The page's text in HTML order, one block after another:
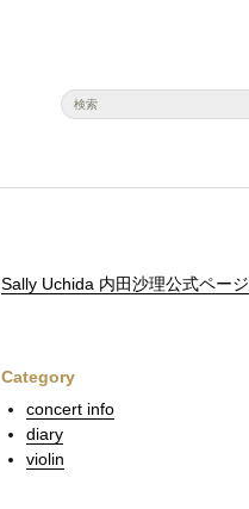
Sally Uchida 内田沙理公式ページ
Category
concert info
diary
violin